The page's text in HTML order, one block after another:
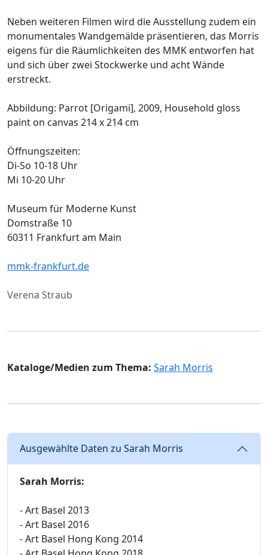
Neben weiteren Filmen wird die Ausstellung zudem ein
monumentales Wandgemälde präsentieren, das Morris
eigens für die Räumlichkeiten des MMK entworfen hat
und sich über zwei Stockwerke und acht Wände
erstreckt.
Abbildung: Parrot [Origami], 2009, Household gloss
paint on canvas 214 x 214 cm
Öffnungszeiten:
Di-So 10-18 Uhr
Mi 10-20 Uhr
Museum für Moderne Kunst
Domstraße 10
60311 Frankfurt am Main
mmk-frankfurt.de
Verena Straub
Kataloge/Medien zum Thema: Sarah Morris
Ausgewählte Daten zu Sarah Morris
Sarah Morris:
- Art Basel 2013
- Art Basel 2016
- Art Basel Hong Kong 2014